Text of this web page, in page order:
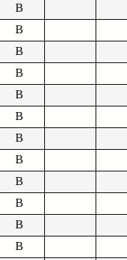
B
B
B
B
B
B
B
B
B
B
B
B